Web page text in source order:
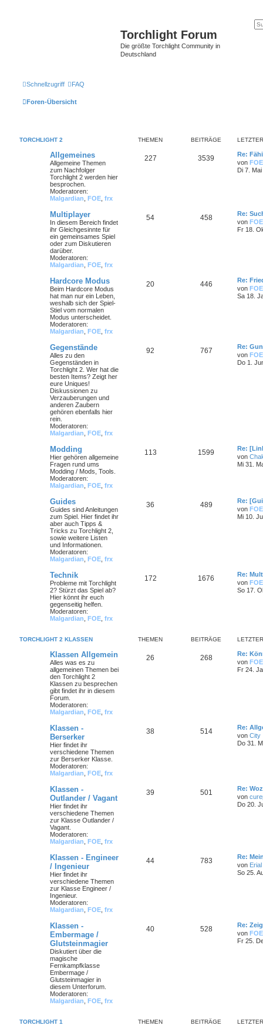
Torchlight Forum
Die größte Torchlight Community in
Deutschland
Schnellzugriff FAQ
Foren-Übersicht
TORCHLIGHT 2 THEMEN BEITRÄGE
Allgemeines
Allgemeine Themen
zum Nachfolger
Torchlight 2 werden hier
besprochen.
Moderatoren:
Malgardian FOE frx
227 3539
Re:
von FOE
Di 7.
Multiplayer
In diesem Bereich findet
ihr Gleichgesinnte für
ein gemeinsames Spiel
oder zum Diskutieren
darüber.
Moderatoren:
Malgardian FOE frx
54 458
Re:
von FOE
Fr 18.
Hardcore Modus
Beim Hardcore Modus
hat man nur ein Leben,
weshalb sich der Spiel-
Stiel vom normalen
Modus unterscheidet.
Moderatoren:
Malgardian FOE frx
20 446
Re:
von FOE
Sa 18.
Gegenstände
Alles zu den
Gegenständen in
Torchlight 2. Wer hat die
besten Items? Zeigt her
eure Uniques!
Diskussionen zu
Verzauberungen und
anderen Zaubern
gehören ebenfalls hier
rein.
Moderatoren:
Malgardian FOE frx
92 767
Re:
von FOE
Do 1.
Modding
Hier gehören allgemeine
Fragen rund ums
Modding / Mods, Tools.
Moderatoren:
Malgardian FOE frx
113 1599
Re:
von
Mi 31.
Guides
Guides sind Anleitungen
zum Spiel. Hier findet ihr
aber auch Tipps &
Tricks zu Torchlight 2,
sowie weitere Listen
und Informationen.
Moderatoren:
Malgardian FOE frx
36 489
Re:
von FOE
Mi 10.
Technik
Probleme mit Torchlight
2? Stürzt das Spiel ab?
Hier könnt ihr euch
gegenseitig helfen.
Moderatoren:
Malgardian FOE frx
172 1676
Re:
von FOE
So 17.
TORCHLIGHT 2 KLASSEN THEMEN BEITRÄGE
Klassen Allgemein
Alles was es zu
allgemeinen Themen bei
den Torchlight 2
Klassen zu besprechen
gibt findet ihr in diesem
Forum.
Moderatoren:
Malgardian FOE frx
26 268
Re:
von FOE
Fr 24.
Klassen -
Berserker
Hier findet ihr
verschiedene Themen
zur Berserker Klasse.
Moderatoren:
Malgardian FOE frx
38 514
Re:
von City
Do 31.
Klassen -
Outlander / Vagant
Hier findet ihr
verschiedene Themen
zur Klasse Outlander /
Vagant.
Moderatoren:
Malgardian FOE frx
39 501
Re:
von
Do 20.
Klassen - Engineer
/ Ingenieur
Hier findet ihr
verschiedene Themen
zur Klasse Engineer /
Ingenieur.
Moderatoren:
Malgardian FOE frx
44 783
Re:
von Erial
So 25.
Klassen -
Embermage /
Glutsteinmagier
Diskutiert über die
magische
Fernkampfklasse
Embermage /
Glutsteinmagier in
diesem Unterforum.
Moderatoren:
Malgardian FOE frx
40 528
Re:
von FOE
Fr 25.
TORCHLIGHT 1 THEMEN BEITRÄGE